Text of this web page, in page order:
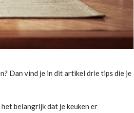
Dan vind je in dit artikel drie tips die je
belangrijk dat je keuken er